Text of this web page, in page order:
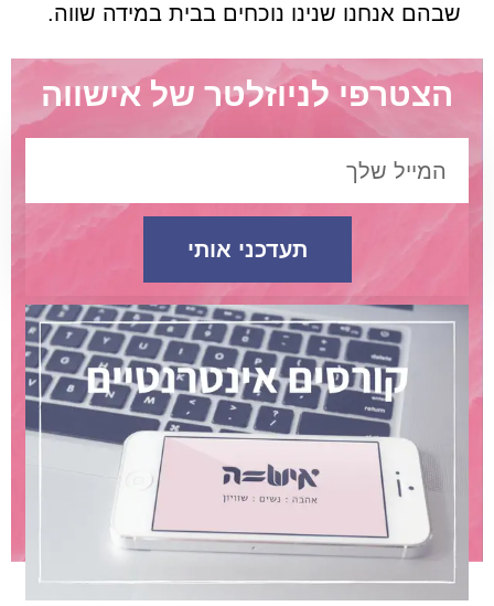
שבהם אנחנו שנינו נוכחים בבית במידה שווה.
הצטרפי לניוזלטר של אישווה
תעדכני אותי